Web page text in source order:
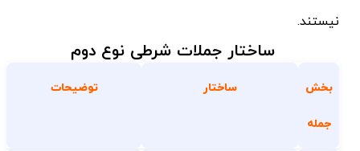
نیستند.
ساختار جملات شرطی نوع دوم
بخش
جمله
ساختار توضیحات